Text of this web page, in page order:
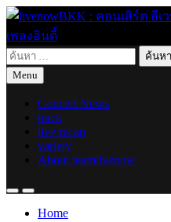
Skip
content
livenowBKK : คอนเสิร์ต อีเว
อินดี้
live for today
ค้นหา
สำหรับ:
Menu
Concert News
track
live recap
variety
About teamlivenow
Home